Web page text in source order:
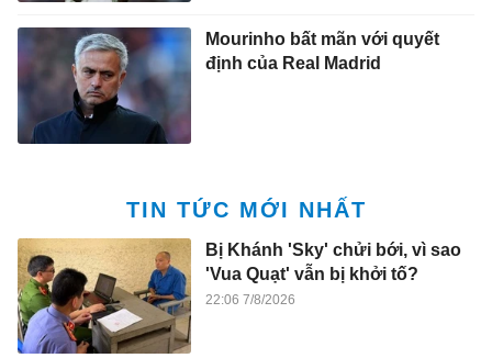
Mourinho bất mãn với quyết
định của Real Madrid
TIN TỨC MỚI NHẤT
Bị Khánh 'Sky' chửi bới, vì sao
'Vua Quạt' vẫn bị khởi tố?
22:06 7/8/2026